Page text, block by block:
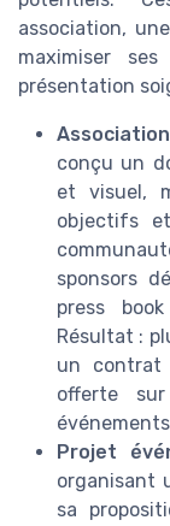
association,
maximiser
présentation
conçu un
et visuel,
objectifs
sponsors
press
Résultat :
un contrat
offerte
Projet
organisant
sa